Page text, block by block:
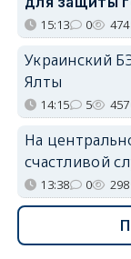
15:13 0
Украинский
Ялты
14:15 5
На
счастливой
13:38 0